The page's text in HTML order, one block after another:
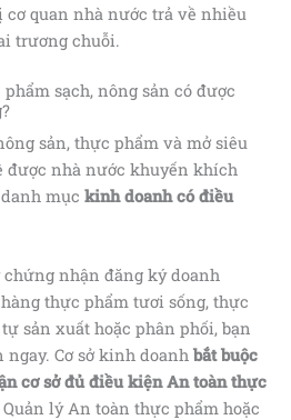
cơ quan nhà nước trả về nhiều
trương chuỗi.
sạch, nông sản có được
sản, thực phẩm và mở siêu
được nhà nước khuyến khích
mục kinh doanh có điều
nhận đăng ký doanh
thực phẩm tươi sống, thực
sản xuất hoặc phân phối, bạn
Cơ sở kinh doanh bắt buộc
cơ sở đủ điều kiện An toàn thực
Quản lý An toàn thực phẩm hoặc